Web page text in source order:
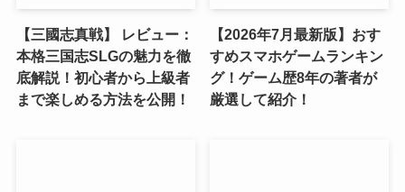
【三國志真戦】 レビュー：
本格三国志SLGの魅力を徹
底解説！初心者から上級者
まで楽しめる方法を公開！
【2026年7月最新版】おす
すめスマホゲームランキン
グ！ゲーム歴8年の著者が
厳選して紹介！